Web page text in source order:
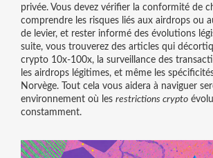
privée. Vous devez vérifier la conformité de
comprendre les risques liés aux airdrops ou
de levier, et rester informé des évolutions
suite, vous trouverez des articles qui
crypto 10x‑100x, la surveillance des
les airdrops légitimes, et même les
Norvège. Tout cela vous aidera à naviguer
environnement où les restrictions crypto
constamment.